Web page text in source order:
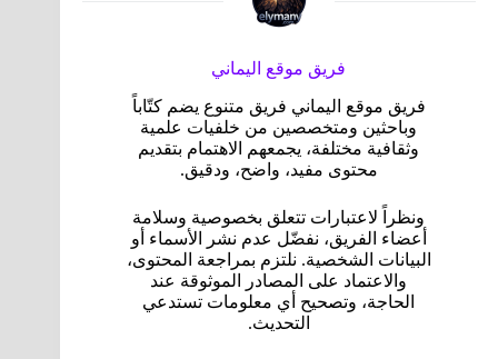
فريق موقع اليماني
فريق موقع اليماني فريق متنوع يضم كتّاباً
وباحثين ومتخصصين من خلفيات علمية
وثقافية مختلفة، يجمعهم الاهتمام بتقديم
محتوى مفيد، واضح، ودقيق.
ونظراً لاعتبارات تتعلق بخصوصية وسلامة
أعضاء الفريق، نفضّل عدم نشر الأسماء أو
البيانات الشخصية. نلتزم بمراجعة المحتوى،
والاعتماد على المصادر الموثوقة عند
الحاجة، وتصحيح أي معلومات تستدعي
التحديث.